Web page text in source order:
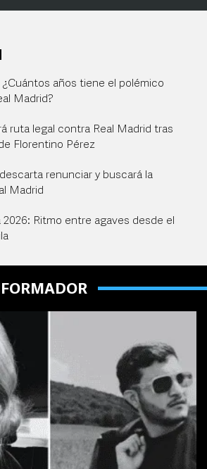
¿Cuántos años tiene el polémico
Madrid?
ruta legal contra Real Madrid tras
Florentino Pérez
renunciar y buscará la
Madrid
2026: Ritmo entre agaves desde el